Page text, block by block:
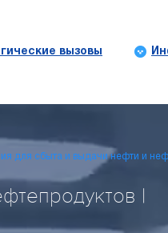
вызовы
для сбыта и выдачи нефти и
|